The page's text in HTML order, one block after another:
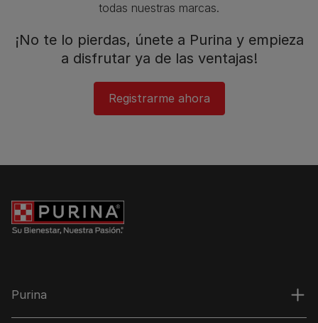
todas nuestras marcas.​
¡No te lo pierdas, únete a Purina y empieza
a disfrutar ya de las ventajas!​
Registrarme ahora​
Purina